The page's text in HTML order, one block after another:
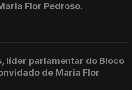
Flor Pedroso.
líder parlamentar do Bloco
de Maria Flor